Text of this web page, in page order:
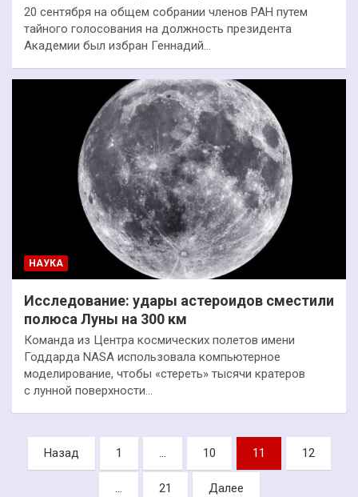
20 сентября на общем собрании членов РАН путем
тайного голосования на должность президента
Академии был избран Геннадий…
НАУКА
Исследование: удары астероидов сместили
полюса Луны на 300 км
Команда из Центра космических полетов имени
Годдарда NASA использовала компьютерное
моделирование, чтобы «стереть» тысячи кратеров
с лунной поверхности…
Пагинация
записей
Назад 1 … 10 11 12
… 21 Далее